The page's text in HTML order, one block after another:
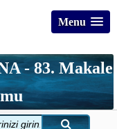
Menu
- 83. Makale